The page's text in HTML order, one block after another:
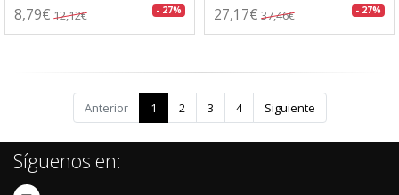
8,79€ 12,12€ - 27% 27,17€ 37,46€ - 27%
Anterior 1 2 3 4 Siguiente
Síguenos en: